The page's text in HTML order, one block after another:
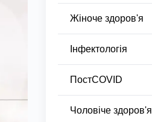
Жіноче здоров'я
Інфектологія
ПостCOVID
Чоловіче здоров'я